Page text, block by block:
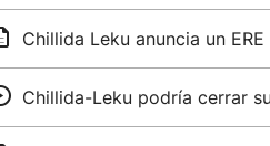
Chillida Leku anuncia un
Chillida-Leku podría cerrar